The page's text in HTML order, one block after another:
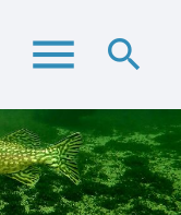
menu search
SUCHEN